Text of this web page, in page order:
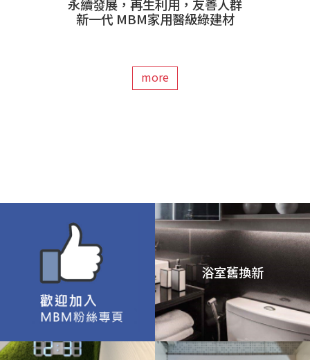
永續發展，再生利用，友善人群
新一代 MBM家用醫級綠建材
more
浴室舊換新